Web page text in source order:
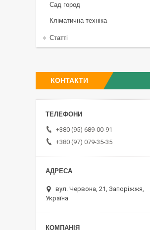
Сад город
Кліматична техніка
Статті
КОНТАКТИ
+380 (95) 689-00-91
+380 (97) 079-35-35
вул. Червона, 21, Запоріжжя,
Україна